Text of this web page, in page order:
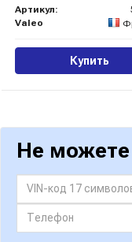
Артикул:
Valeo
Купить
Не можете